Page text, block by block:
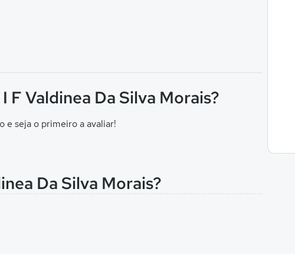
F Valdinea Da Silva Morais?
e seja o primeiro a avaliar!
Da Silva Morais?